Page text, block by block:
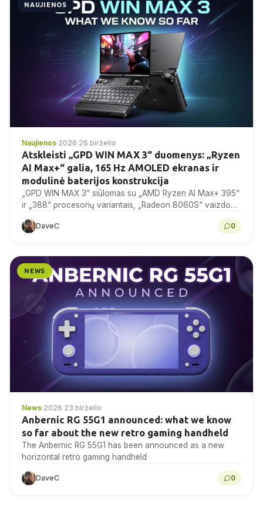
NAUJIENOS
Naujienos·2026 26 birželio
Atskleisti „GPD WIN MAX 3“ duomenys: „Ryzen
AI Max+“ galia, 165 Hz AMOLED ekranas ir
modulinė baterijos konstrukcija
„GPD WIN MAX 3“ siūlomas su „AMD Ryzen AI Max+ 395“
ir „388“ procesorių variantais, „Radeon 8060S“ vaizdo
DaveC 0
NEWS
News·2026 23 birželio
Anbernic RG 55G1 announced: what we know
so far about the new retro gaming handheld
The Anbernic RG 55G1 has been announced as a new
horizontal retro gaming handheld
DaveC 0